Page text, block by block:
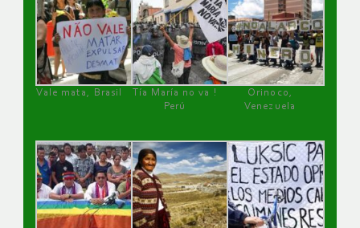
Vale mata, Brasil
Tía María no va !
Perú
Orinoco,
Venezuela